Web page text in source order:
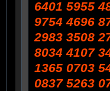
6401 5955
9754 4696
2983 3508
8034 4107
1365 0703
0837 5263